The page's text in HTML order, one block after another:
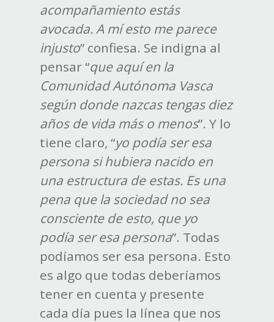
acompañamiento estás
avocada. A mí esto me parece
injusto” confiesa. Se indigna al
pensar “que aquí en la
Comunidad Autónoma Vasca
según donde nazcas tengas diez
años de vida más o menos”. Y lo
tiene claro, “yo podía ser esa
persona si hubiera nacido en
una estructura de estas. Es una
pena que la sociedad no sea
consciente de esto, que yo
podía ser esa persona”. Todas
podíamos ser esa persona. Esto
es algo que todas deberíamos
tener en cuenta y presente
cada día pues la línea que nos